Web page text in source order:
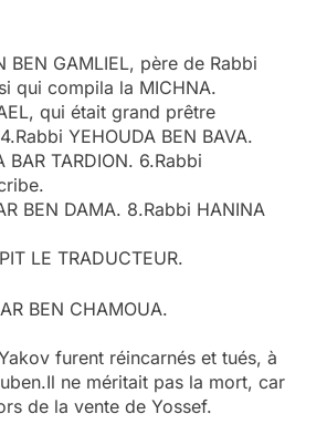
BEN GAMLIEL, père de Rabbi
qui compila la MICHNA.
qui était grand prêtre
YEHOUDA BEN BAVA.
BAR TARDION. 6.Rabbi
BEN DAMA. 8.Rabbi HANINA
LE TRADUCTEUR.
BEN CHAMOUA.
furent réincarnés et tués, à
ne méritait pas la mort, car
de la vente de Yossef.